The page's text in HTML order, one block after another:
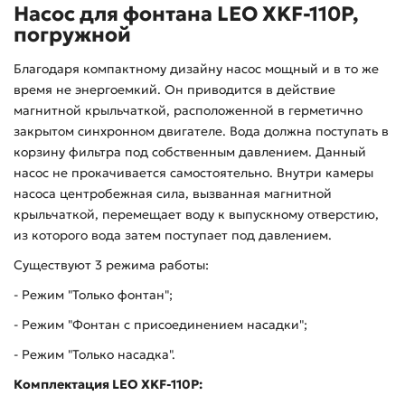
Насос для фонтана LEO XKF-110P,
погружной
Благодаря компактному дизайну насос мощный и в то же
время не энергоемкий. Он приводится в действие
магнитной крыльчаткой, расположенной в герметично
закрытом синхронном двигателе. Вода должна поступать в
корзину фильтра под собственным давлением. Данный
насос не прокачивается самостоятельно. Внутри камеры
насоса центробежная сила, вызванная магнитной
крыльчаткой, перемещает воду к выпускному отверстию,
из которого вода затем поступает под давлением.
Существуют 3 режима работы:
- Режим "Только фонтан";
- Режим "Фонтан с присоединением насадки";
- Режим "Только насадка".
Комплектация LEO XKF-110P: